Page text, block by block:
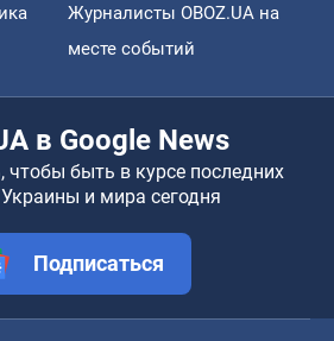
Журналисты OBOZ.UA на
месте событий
в Google News
чтобы быть в курсе последних
Украины и мира сегодня
Подписаться